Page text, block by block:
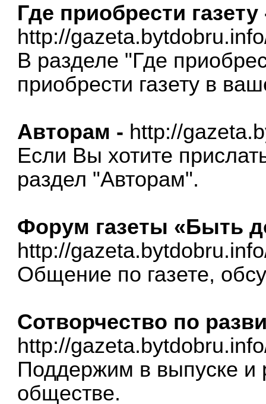
Где приобрести газету
http://
В разделе "Где
приобрести газету в
Авторам - http://
Если Вы хотите
раздел "Авторам".
Форум газеты «Быть
http://
Общение по газете,
Сотворчество по
http://
Поддержим в выпуске и
обществе.